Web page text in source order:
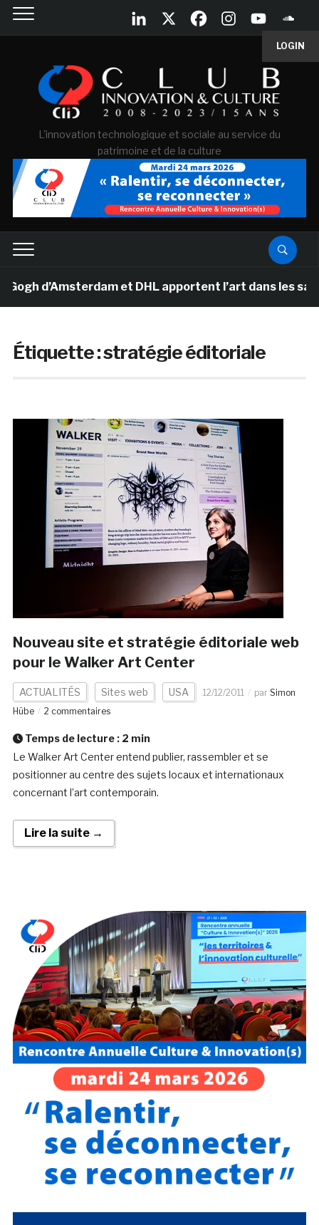
LOGIN
L'innovation technologique et sociale au service du
patrimoine et de la culture
d’Amsterdam et DHL apportent l’art dans les salles
Étiquette :stratégie éditoriale
Nouveau site et stratégie éditoriale web
pour le Walker Art Center
ACTUALITÉS Sites web USA 12/12/2011 par Simon
Hübe
2 commentaires
Temps de lecture : 2 min
Le Walker Art Center entend publier, rassembler et se
positionner au centre des sujets locaux et internationaux
concernant l’art contemporain.
Lire la suite →